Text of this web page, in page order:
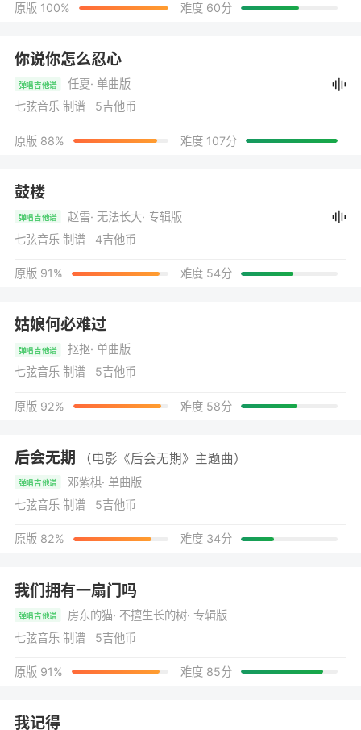
原版 100% 难度 60分
你说你怎么忍心
弹唱吉他谱 任夏· 单曲版
七弦音乐 制谱 5吉他币
原版 88% 难度 107分
鼓楼
弹唱吉他谱 赵雷· 无法长大· 专辑版
七弦音乐 制谱 4吉他币
原版 91% 难度 54分
姑娘何必难过
弹唱吉他谱 抠抠· 单曲版
七弦音乐 制谱 5吉他币
原版 92% 难度 58分
后会无期 （电影《后会无期》主题曲）
弹唱吉他谱 邓紫棋· 单曲版
七弦音乐 制谱 5吉他币
原版 82% 难度 34分
我们拥有一扇门吗
弹唱吉他谱 房东的猫· 不擅生长的树· 专辑版
七弦音乐 制谱 5吉他币
原版 91% 难度 85分
我记得